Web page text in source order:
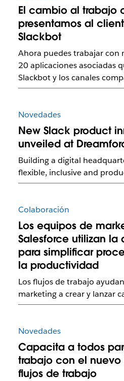
El cambio al trabajo
presentamos al
Slackbot
Ahora puedes trabajar con
20 aplicaciones asociadas
Slackbot y los canales
Novedades
New Slack product
unveiled at
Building a digital
flexible, inclusive and
Colaboración
Los equipos de
Salesforce utilizan la
para simplificar
la productividad
Los flujos de trabajo
marketing a crear y lanzar
Novedades
Capacita a todos
trabajo con el
flujos de trabajo